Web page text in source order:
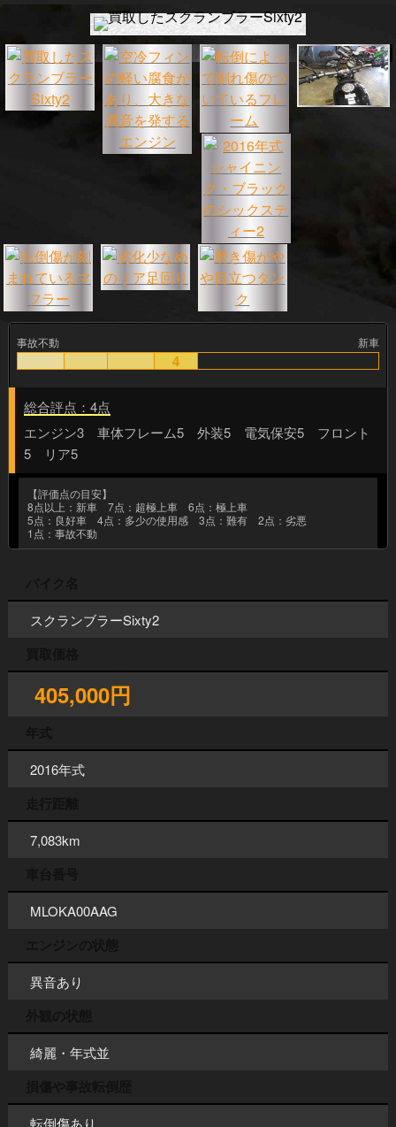
事故不動 新車
4
総合評点：4点
エンジン3 車体フレーム5 外装5 電気保安5 フロント
5 リア5
【評価点の目安】
8点以上：新車 7点：超極上車 6点：極上車
5点：良好車 4点：多少の使用感 3点：難有 2点：劣悪
1点：事故不動
スクランブラーSixty2
405,000円
2016年式
7,083km
MLOKA00AAG
異音あり
綺麗・年式並
転倒傷あり